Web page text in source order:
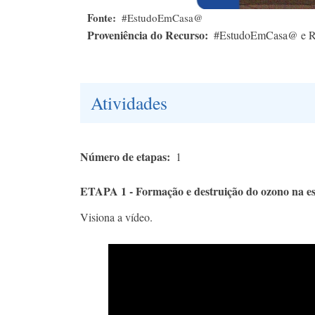
Fonte #EstudoEmCasa@
Proveniência do Recurso #EstudoEmCasa@ e
Atividades
Número de etapas 1
ETAPA 1 - Formação e destruição do ozono na
Visiona a vídeo.